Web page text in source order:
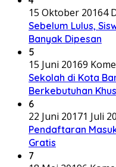
15 Oktober 20164
Sebelum Lulus,
Banyak Dipesan
5
15 Juni 20169
Sekolah di Kota
Berkebutuhan
6
22 Juni 20171 Juli
Pendaftaran
Gratis
7